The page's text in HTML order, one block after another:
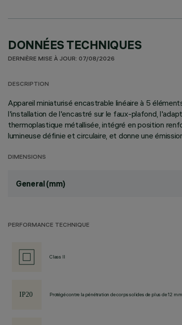
DONNÉES TECHNIQUES
DERNIÈRE MISE À JOUR: 07/08/2026
DESCRIPTION
Appareil miniaturisé encastrable linéaire à 5
l'installation de l'encastré sur le faux-plafond,
thermoplastique métallisée, intégré en position
lumineuse définie et circulaire, et donne une
DIMENSIONS
General (mm)
PERFORMANCE TECHNIQUE
Class II
Protégé contre la pénétration de corps solides de plus de 12